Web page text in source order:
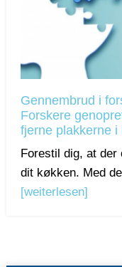
Gennembrud i
Forskere
fjerne plakkerne i
Forestil dig, at
dit køkken. Med
[weiterlesen]